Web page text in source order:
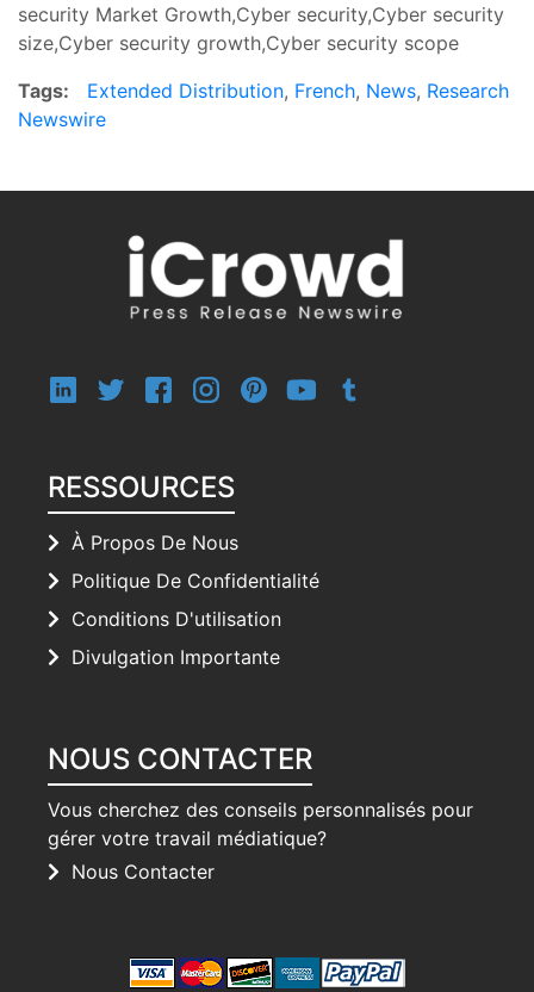
security Market Growth,Cyber security,Cyber security
size,Cyber security growth,Cyber security scope
Tags:
Extended Distribution, French, News, Research
Newswire
RESSOURCES
À Propos De Nous
Politique De Confidentialité
Conditions D'utilisation
Divulgation Importante
NOUS CONTACTER
Vous cherchez des conseils personnalisés pour
gérer votre travail médiatique?
Nous Contacter